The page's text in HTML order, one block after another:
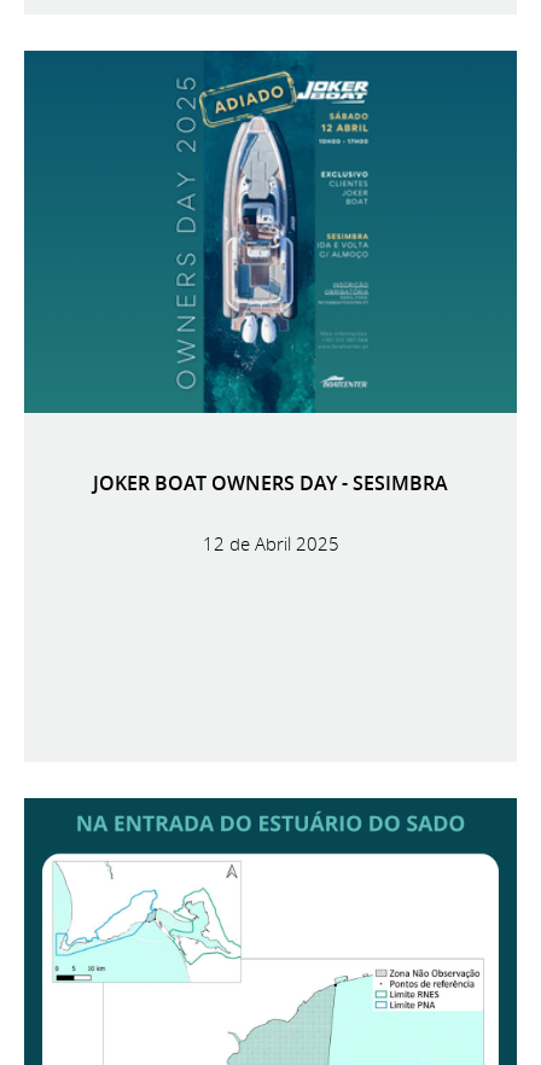
JOKER BOAT OWNERS DAY - SESIMBRA
12 de Abril 2025